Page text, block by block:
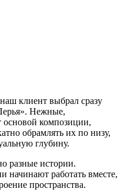
клиент выбрал сразу
». Нежные,
основой композиции,
обрамлять их по низу,
глубину.
разные истории.
начинают работать вместе,
пространства.